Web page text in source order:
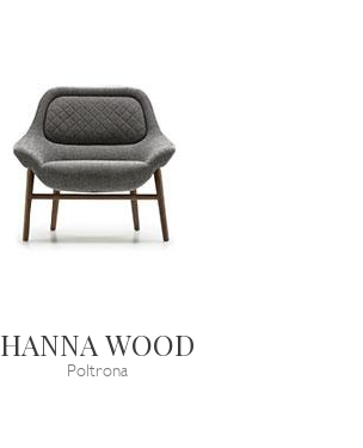
HANNA WOOD
Poltrona